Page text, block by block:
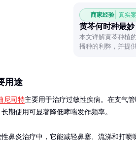
商家经验 真实
黄芩何时种最妙
本文详解黄芩种植
播种的利弊，并提
用途
尼司特主要用于治疗过敏性疾病。在支气
期使用可显著降低哮喘发作频率。
鼻炎治疗中，它能减轻鼻塞、流涕和打